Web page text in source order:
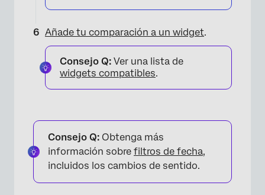
×
Añade tu comparación a un widget.
Consejo Q: Ver una lista de
widgets compatibles.
Consejo Q: Obtenga más
información sobre filtros de fecha,
incluidos los cambios de sentido.